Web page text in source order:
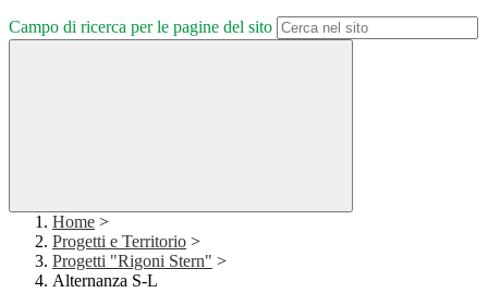
Campo di ricerca per le pagine del sito
Home >
Progetti e Territorio >
Progetti "Rigoni Stern" >
Alternanza S-L